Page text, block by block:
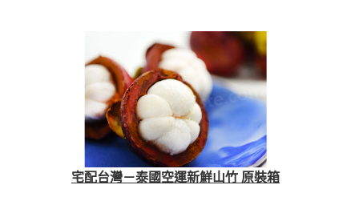
宅配台灣－泰國空運新鮮山竹 原裝箱